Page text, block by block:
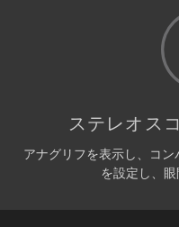
ステレオス
アナグリフを表示し、コ
を設定し、眼